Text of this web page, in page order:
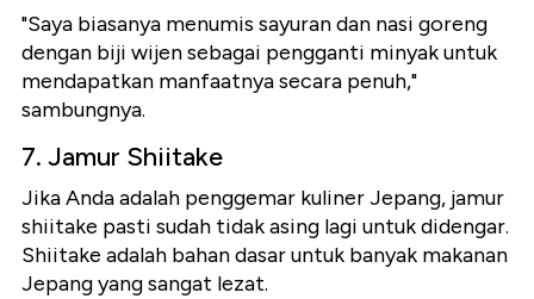
"Saya biasanya menumis sayuran dan nasi goreng
dengan biji wijen sebagai pengganti minyak untuk
mendapatkan manfaatnya secara penuh,"
sambungnya.
7. Jamur Shiitake
Jika Anda adalah penggemar kuliner Jepang, jamur
shiitake pasti sudah tidak asing lagi untuk didengar.
Shiitake adalah bahan dasar untuk banyak makanan
Jepang yang sangat lezat.